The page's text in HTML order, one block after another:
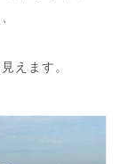
えます。